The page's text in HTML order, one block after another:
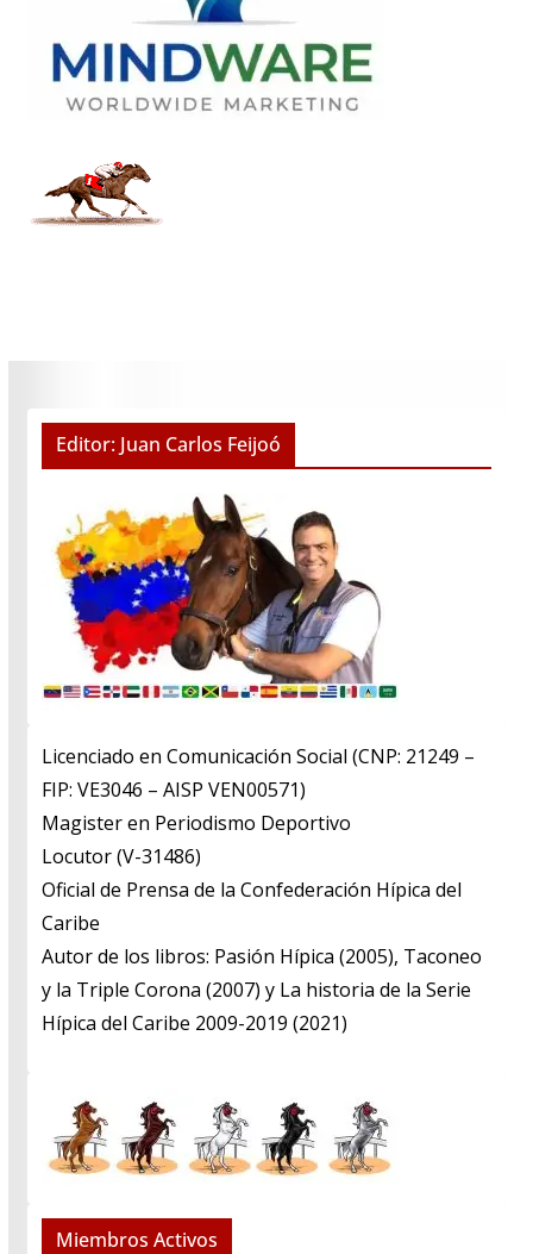
Editor: Juan Carlos Feijoó
Licenciado en Comunicación Social (CNP: 21249 –
FIP: VE3046 – AISP VEN00571)
​Magister en Periodismo Deportivo
​Locutor (V-31486)
​Oficial de Prensa de la Confederación Hípica del
Caribe
​Autor de los libros: Pasión Hípica (2005), Taconeo
y la Triple Corona (2007) y La historia de la Serie
Hípica del Caribe 2009-2019 (2021)
Miembros Activos